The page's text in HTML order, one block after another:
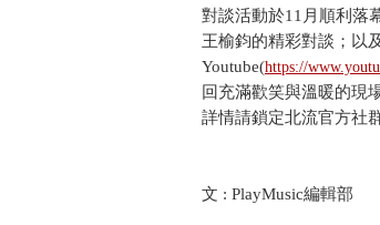
對談活動於11月順利落
王榆鈞的精彩對談；以
Youtube(https://
回充滿歡笑與溫暖的現
詳情請鎖定北流官方社
文 : PlayMusic編